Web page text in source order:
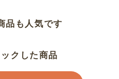
品も人気です
クした商品